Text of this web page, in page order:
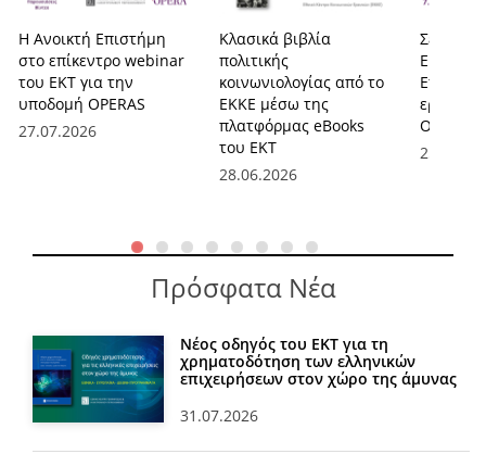
Η Ανοικτή Επιστήμη
στο επίκεντρο webinar
του ΕΚΤ για την
υποδομή OPERAS
27.07.2026
Κλασικά βιβλία
πολιτικής
κοινωνιολογίας από το
ΕΚΚΕ μέσω της
πλατφόρμας eBooks
του ΕΚΤ
28.06.2026
Σειρά
ΕΚΤ για
OPERAS
Πρόσφατα Νέα
Νέος οδηγός του ΕΚΤ για τη
χρηματοδότηση των ελληνικών
επιχειρήσεων στον χώρο της άμυνας
31.07.2026